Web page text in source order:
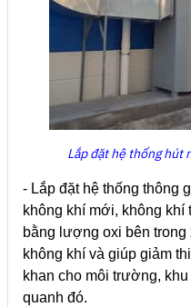
Lắp đặt hệ thống hút
- Lắp đặt hệ thống thông
không khí mới, không
bằng lượng oxi bên
không khí và giúp giảm
khan cho môi trường,
quanh đó.